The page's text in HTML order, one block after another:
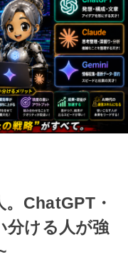
ChatGPT・
分ける人が強